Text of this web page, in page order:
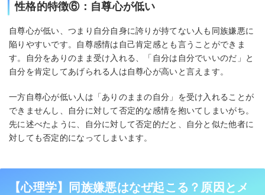
性格的特徴⑥：自尊心が低い
自尊心が低い、つまり自分自身に誇りが持てない人も同族嫌悪に
陥りやすいです。自尊感情は自己肯定感とも言うことができま
す。自分をありのまま受け入れる、「自分は自分でいいのだ」と
自分を肯定してあげられる人は自尊心が高いと言えます。
一方自尊心が低い人は「ありのままの自分」を受け入れることが
できませんし、自分に対して否定的な感情を抱いてしまいがち。
先に述べたように、自分に対して否定的だと、自分と似た他者に
対しても否定的になってしまいます。
【心理学】同族嫌悪はなぜ起こる？原因とメ